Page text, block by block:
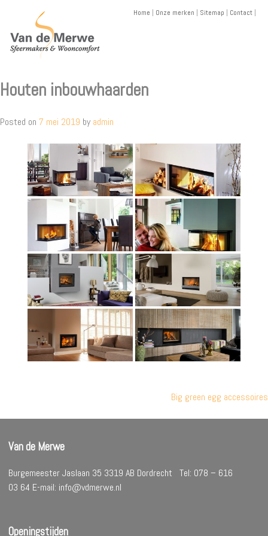
content
Home | Onze merken | Sitemap | Contact |
Houten inbouwhaarden
Posted on 7 mei 2019 by admin
navigatie
Big green egg accessoires
Van de Merwe
Burgemeester Jaslaan 35 3319 AB Dordrecht Tel: 078 – 616
03 64 E-mail: info@vdmerwe.nl
Openingstijden